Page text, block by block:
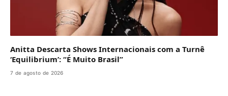
Anitta Descarta Shows Internacionais com a Turnê
‘Equilibrium’: “É Muito Brasil”
7 de agosto de 2026